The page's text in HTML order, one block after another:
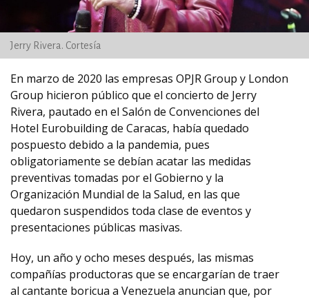
Jerry Rivera. Cortesía
En marzo de 2020 las empresas OPJR Group y London
Group hicieron público que el concierto de Jerry
Rivera, pautado en el Salón de Convenciones del
Hotel Eurobuilding de Caracas, había quedado
pospuesto debido a la pandemia, pues
obligatoriamente se debían acatar las medidas
preventivas tomadas por el Gobierno y la
Organización Mundial de la Salud, en las que
quedaron suspendidos toda clase de eventos y
presentaciones públicas masivas.
Hoy, un año y ocho meses después, las mismas
compañías productoras que se encargarían de traer
al cantante boricua a Venezuela anuncian que, por